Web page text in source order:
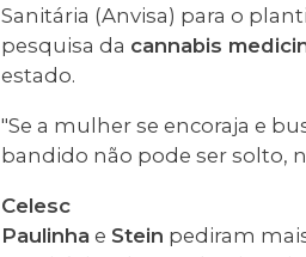
Sanitária (Anvisa) para o
pesquisa da cannabis
estado.
"Se a mulher se encoraja e
bandido não pode ser solto,
Celesc
Paulinha e Stein pediram